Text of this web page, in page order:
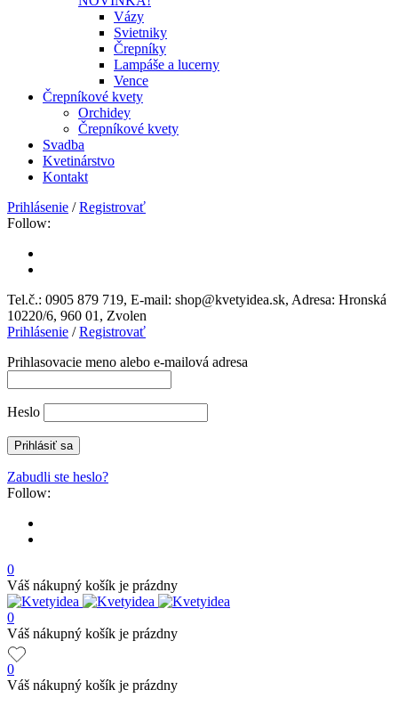
Vázy
Svietniky
Črepníky
Lampáše a lucerny
Vence
Črepníkové kvety
Orchidey
Črepníkové kvety
Svadba
Kvetinárstvo
Kontakt
Prihlásenie /Registrovať
Follow:
Tel.č.: 0905 879 719, E-mail: shop@kvetyidea.sk, Adresa: Hronská
10220/6, 960 01, Zvolen
Prihlásenie /Registrovať
Prihlasovacie meno alebo e-mailová adresa
Heslo
Zabudli ste heslo?
Follow:
0
Váš nákupný košík je prázdny
0
Váš nákupný košík je prázdny
0
Váš nákupný košík je prázdny